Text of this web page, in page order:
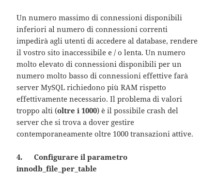
Un numero massimo di connessioni disponibili
inferiori al numero di connessioni correnti
impedirà agli utenti di accedere al database, rendere
il vostro sito inaccessibile e / o lenta. Un numero
molto elevato di connessioni disponibili per un
numero molto basso di connessioni effettive farà
server MySQL richiedono più RAM rispetto
effettivamente necessario. Il problema di valori
troppo alti (oltre i 1000) è il possibile crash del
server che si trova a dover gestire
contemporaneamente oltre 1000 transazioni attive.
4. Configurare il parametro
innodb_file_per_table